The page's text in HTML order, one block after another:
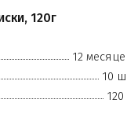
120г
12
10
120